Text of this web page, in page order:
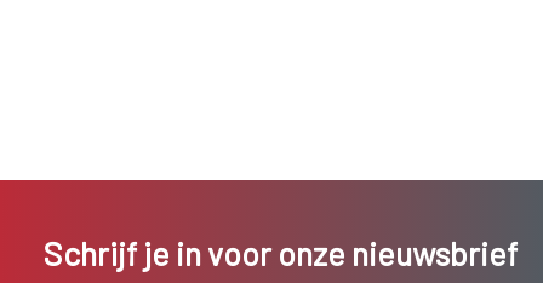
Schrijf je in voor onze nieuwsbrief